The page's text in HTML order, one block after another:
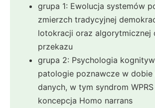
grupa 1: Ewolucja systemów
zmierzch tradycyjnej
lotokracji oraz algorytmicznej
przekazu
grupa 2: Psychologia
patologie poznawcze w dobie
danych, w tym syndrom
koncepcja Homo narrans